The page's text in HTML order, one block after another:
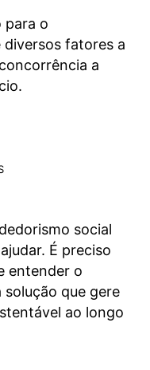
é lembrado
para o
fatores a
a
social
É preciso
entender o
que gere
ao longo